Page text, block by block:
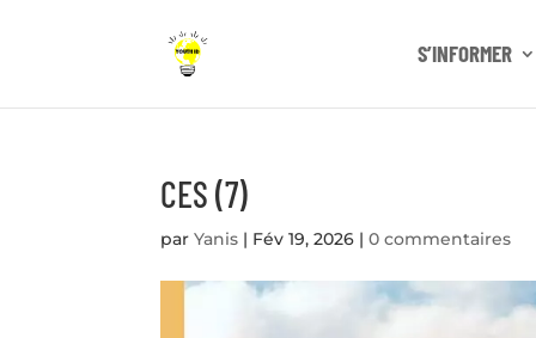
S’INFORMER
CES (7)
parYanis | Fév 19, 2026 |0 commentaires